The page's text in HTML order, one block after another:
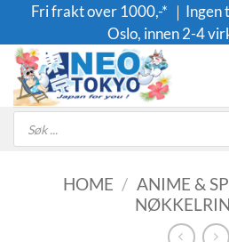
content
Fri frakt over 1000,-* ｜Ingen
Oslo, innen 2-4
Products
search
HOME / ANIME &